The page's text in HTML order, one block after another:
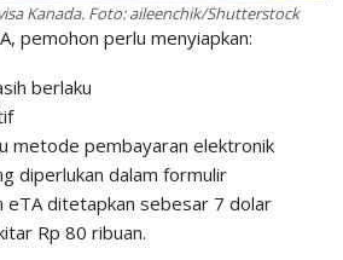
Kanada. Foto: aileenchik/Shutterstock
pemohon perlu menyiapkan:
berlaku
metode pembayaran elektronik
diperlukan dalam formulir
eTA ditetapkan sebesar 7 dolar
Rp 80 ribuan.